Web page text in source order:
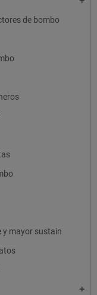
de bombo
y mayor sustain